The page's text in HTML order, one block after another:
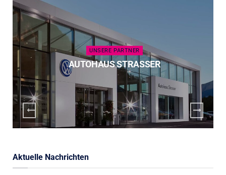
UNSERE PARTNER
AUTOHAUS STRASSER
Aktuelle Nachrichten